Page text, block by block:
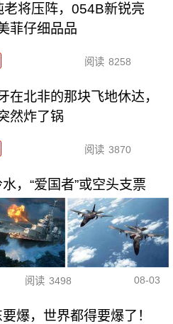
老将压阵，054B新锐亮
菲仔细品品
阅读 8258
在北非的那块飞地休达，
然炸了锅
阅读 3870
，“爱国者”或空头支票
阅读 3498 08-03
爆，世界都得要爆了！